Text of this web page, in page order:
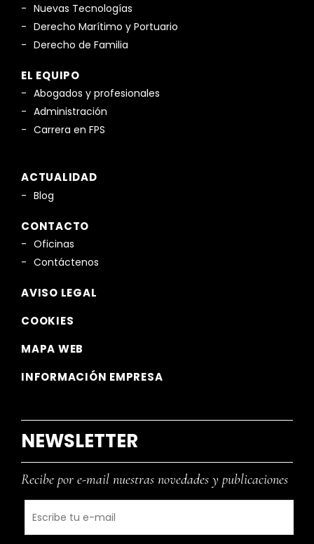
Nuevas Tecnologías
Derecho Marítimo y Portuario
Derecho de Familia
EL EQUIPO
Abogados y profesionales
Administración
Carrera en FPS
ACTUALIDAD
Blog
CONTACTO
Oficinas
Contáctenos
AVISO LEGAL
COOKIES
MAPA WEB
INFORMACIÓN EMPRESA
NEWSLETTER
Recibe por e-mail nuestras novedades y publicaciones